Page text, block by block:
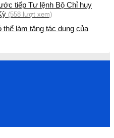
tiếp Tư lệnh Bộ Chỉ huy
(558 lượt xem)
làm tăng tác dụng của